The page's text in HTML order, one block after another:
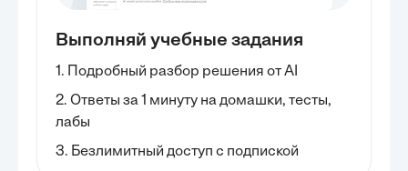
Выполняй учебные задания
1. Подробный разбор решения от AI
2. Ответы за 1 минуту на домашки, тесты,
лабы
3. Безлимитный доступ с подпиской